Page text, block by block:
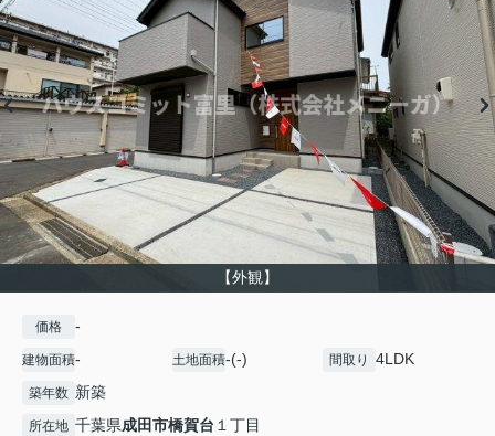
【外観】
価格 -
建物面積- 土地面積-(-) 間取り 4LDK
築年数 新築
所在地 千葉県成田市橋賀台 １丁目